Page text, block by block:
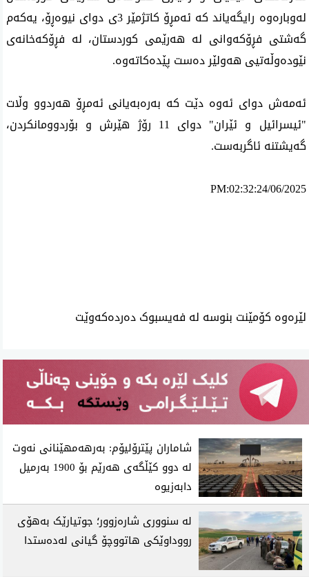
له‌وباره‌وه‌ رایگه‌یاند كه‌ ئەمڕۆ کاتژمێر 3ی دوای نیوەڕۆ، یەکەم
گەشتی فڕۆکەوانی لە هەرێمی کوردستان، لە فڕۆکەخانەی
نێودەوڵەتیی هەولێر دەست پێدەکاتەوە.
ئه‌مه‌ش دوای‌ ئه‌وه‌ دێت كه‌ به‌ره‌به‌یانی‌ ئه‌مڕۆ هه‌ردوو وڵات
"ئیسرائیل و ئێران" دوای‌ 11 رۆژ هێرش و بۆردوومانكردن،
گه‌یشتنه‌ ئاگربه‌ست.
PM:02:32:24/06/2025
لێرەوە کۆمێنت بنوسە لە فەیسبوک دەردەکەوێت
شاماران پێترۆلیۆم: بەرهەمهێنانی نەوت
لە دوو کێڵگەی هەرێم بۆ 1900 بەرمیل
دابەزیوە
لە سنووری شارەزوور؛ جوتیارێک بەهۆی
رووداوێکی هاتووچۆ گیانی لەدەستدا